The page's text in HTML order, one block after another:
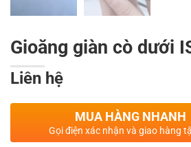
Gioăng giàn cò dưới
Liên hệ
MUA HÀNG NHANH
Gọi điện xác nhận và giao hàng